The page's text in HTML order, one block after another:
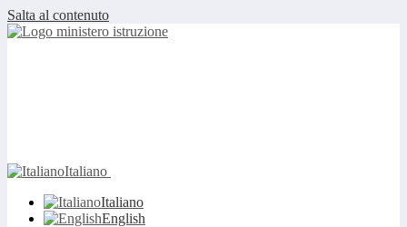
Salta al contenuto
Italiano
Italiano
English